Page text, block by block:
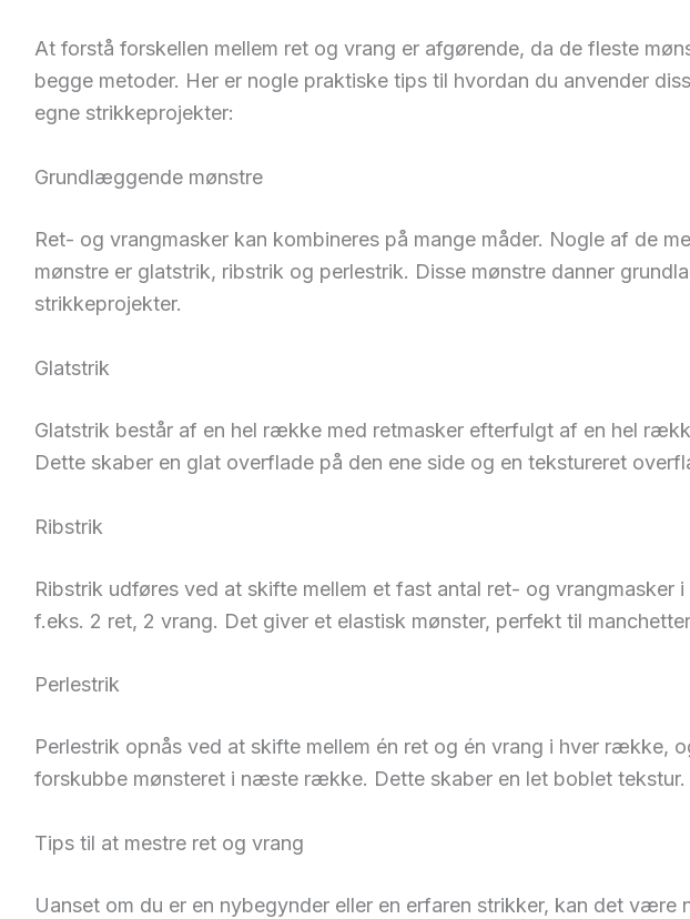
At forstå forskellen mellem ret og vrang er afgørende, da de fleste
begge metoder. Her er nogle praktiske tips til hvordan du anvender
egne strikkeprojekter:
Grundlæggende mønstre
Ret- og vrangmasker kan kombineres på mange måder. Nogle af de
mønstre er glatstrik, ribstrik og perlestrik. Disse mønstre danner
strikkeprojekter.
Glatstrik
Glatstrik består af en hel række med retmasker efterfulgt af en hel
Dette skaber en glat overflade på den ene side og en tekstureret
Ribstrik
Ribstrik udføres ved at skifte mellem et fast antal ret- og vrangmasker
f.eks. 2 ret, 2 vrang. Det giver et elastisk mønster, perfekt til
Perlestrik
Perlestrik opnås ved at skifte mellem én ret og én vrang i hver række,
forskubbe mønsteret i næste række. Dette skaber en let boblet tekstur.
Tips til at mestre ret og vrang
Uanset om du er en nybegynder eller en erfaren strikker, kan det være